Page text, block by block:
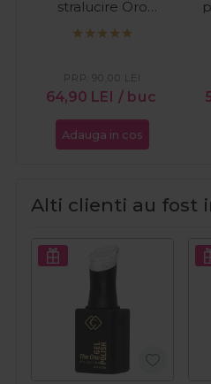
stralucire Oro
Therapy 24k Gold
64,90 LEI / buc
PRP:90,00 LEI
Adauga in cos
Alti clienti au fost